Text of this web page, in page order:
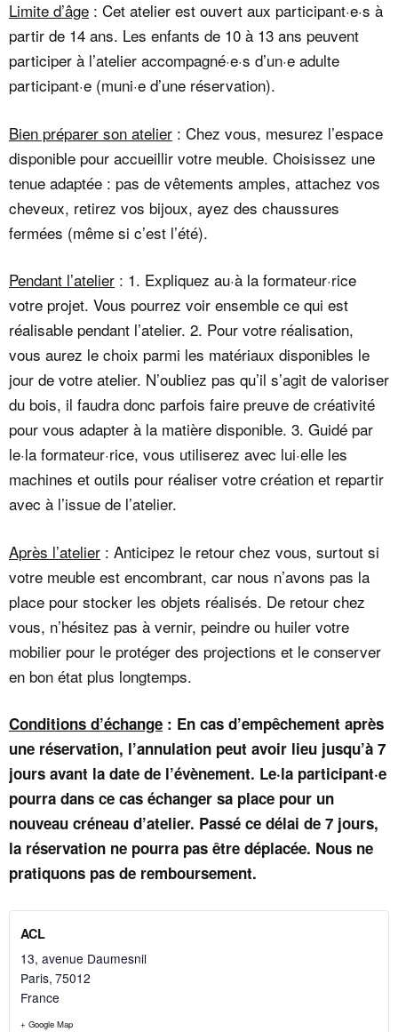
Limite d’âge : Cet atelier est ouvert aux participant·e·s à
partir de 14 ans. Les enfants de 10 à 13 ans peuvent
participer à l’atelier accompagné·e·s d’un·e adulte
participant·e (muni·e d’une réservation).
Bien préparer son atelier : Chez vous, mesurez l’espace
disponible pour accueillir votre meuble. Choisissez une
tenue adaptée : pas de vêtements amples, attachez vos
cheveux, retirez vos bijoux, ayez des chaussures
fermées (même si c’est l’été).
Pendant l’atelier : 1. Expliquez au·à la formateur·rice
votre projet. Vous pourrez voir ensemble ce qui est
réalisable pendant l’atelier. 2. Pour votre réalisation,
vous aurez le choix parmi les matériaux disponibles le
jour de votre atelier. N’oubliez pas qu’il s’agit de valoriser
du bois, il faudra donc parfois faire preuve de créativité
pour vous adapter à la matière disponible. 3. Guidé par
le·la formateur·rice, vous utiliserez avec lui·elle les
machines et outils pour réaliser votre création et repartir
avec à l’issue de l’atelier.
Après l’atelier : Anticipez le retour chez vous, surtout si
votre meuble est encombrant, car nous n’avons pas la
place pour stocker les objets réalisés. De retour chez
vous, n’hésitez pas à vernir, peindre ou huiler votre
mobilier pour le protéger des projections et le conserver
en bon état plus longtemps.
Conditions d’échange : En cas d’empêchement après
une réservation, l’annulation peut avoir lieu jusqu’à 7
jours avant la date de l’évènement. Le·la participant·e
pourra dans ce cas échanger sa place pour un
nouveau créneau d’atelier. Passé ce délai de 7 jours,
la réservation ne pourra pas être déplacée. Nous ne
pratiquons pas de remboursement.
ACL
13, avenue Daumesnil
Paris, 75012
France
+ Google Map